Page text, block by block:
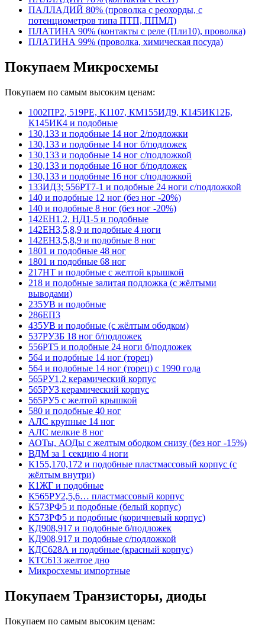
ПАЛЛАДИЙ 80% (проволка с реохорды, с
потенциометров типа ПТП, ППМЛ)
ПЛАТИНА 90% (контакты с реле (Пли10), проволка)
ПЛАТИНА 99% (проволка, химическая посуда)
Покупаем Микросхемы
Покупаем по самым высоким ценам:
1002ПР2, 519РЕ, К1107, КМ155ИД9, К145ИК12Б,
К145ИК4 и подобные
130,133 и подобные 14 ног 2/подложки
130,133 и подобные 14 ног б/подложек
130,133 и подобные 14 ног с/подложкой
130,133 и подобные 16 ног б/подложек
130,133 и подобные 16 ног с/подложкой
133ИД3; 556РТ7-1 и подобные 24 ноги с/подложкой
140 и подобные 12 ног (без ног -20%)
140 и подобные 8 ног (без ног -20%)
142ЕН1,2, НД1-5 и подобные
142ЕН3,5,8,9 и подобные 4 ноги
142ЕН3,5,8,9 и подобные 8 ног
1801 и подобные 48 ног
1801 и подобные 68 ног
217НТ и подобные с желтой крышкой
218 и подобные залитая подложка (с жёлтыми
выводами)
235УВ и подобные
286ЕП3
435УВ и подобные (с жёлтым ободком)
537РУ3Б 18 ног б/подложек
556РТ5 и подобные 24 ноги б/подложек
564 и подобные 14 ног (торец)
564 и подобные 14 ног (торец) с 1990 года
565РУ1,2 керамический корпус
565РУ3 керамический корпус
565РУ5 с желтой крышкой
580 и подобные 40 ног
АЛС крупные 14 ног
АЛС мелкие 8 ног
АОТы, АОДы с желтым ободком снизу (без ног -15%)
ВДМ за 1 секцию 4 ноги
К155,170,172 и подобные пластмассовый корпус (с
жёлтым внутри)
К1ЖГ и подобные
К565РУ2,5,6… пластмассовый корпус
К573РФ5 и подобные (белый корпус)
К573РФ5 и подобные (коричневый корпус)
КД908,917 и подобные б/подложек
КД908,917 и подобные с/подложкой
КДС628А и подобные (красный корпус)
КТС613 желтое дно
Микросхемы импортные
Покупаем Транзисторы, диоды
Покупаем по самым высоким ценам: